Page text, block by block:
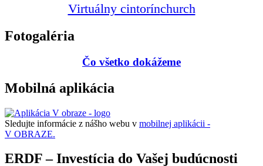
Virtuálny cintorínchurch
Fotogaléria
Čo všetko dokážeme
Mobilná aplikácia
Sledujte informácie z nášho webu v mobilnej aplikácii -
V OBRAZE.
ERDF – Investícia do Vašej budúcnosti